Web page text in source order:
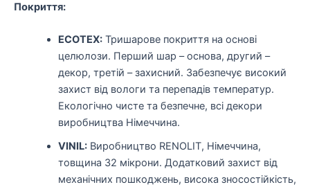
Покриття:
ECOTEX:Тришарове покриття на основі
целюлози. Перший шар – основа, другий –
декор, третій – захисний. Забезпечує високий
захист від вологи та перепадів температур.
Екологічно чисте та безпечне, всі декори
виробництва Німеччина.
VINIL:Виробництво RENOLIT, Німеччина,
товщина 32 мікрони. Додатковий захист від
механічних пошкоджень, висока зносостійкість,